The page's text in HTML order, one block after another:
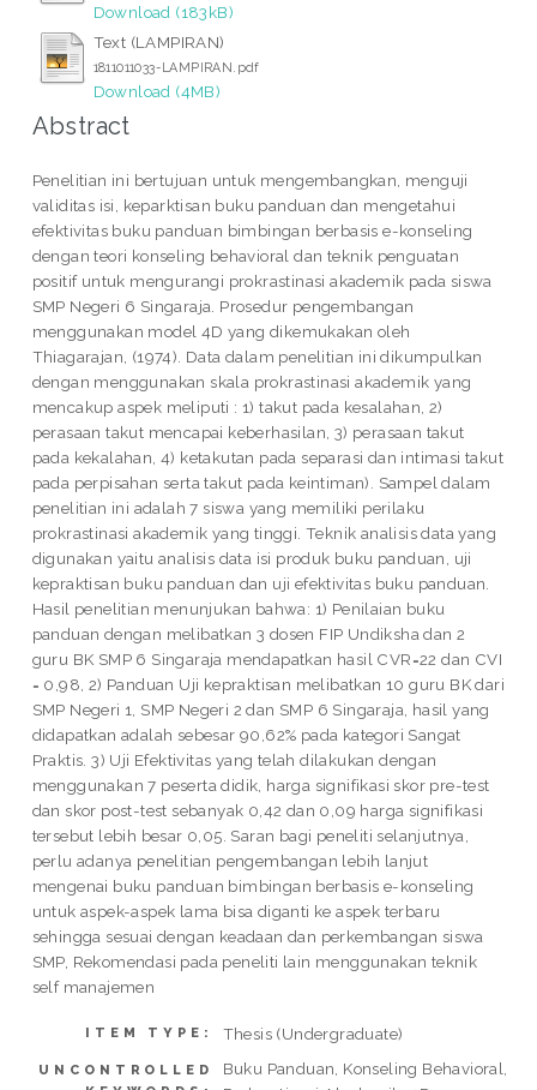
Download (183kB)
Text (LAMPIRAN)
1811011033-LAMPIRAN.pdf
Download (4MB)
Abstract
Penelitian ini bertujuan untuk mengembangkan, menguji
validitas isi, keparktisan buku panduan dan mengetahui
efektivitas buku panduan bimbingan berbasis e-konseling
dengan teori konseling behavioral dan teknik penguatan
positif untuk mengurangi prokrastinasi akademik pada siswa
SMP Negeri 6 Singaraja. Prosedur pengembangan
menggunakan model 4D yang dikemukakan oleh
Thiagarajan, (1974). Data dalam penelitian ini dikumpulkan
dengan menggunakan skala prokrastinasi akademik yang
mencakup aspek meliputi : 1) takut pada kesalahan, 2)
perasaan takut mencapai keberhasilan, 3) perasaan takut
pada kekalahan, 4) ketakutan pada separasi dan intimasi takut
pada perpisahan serta takut pada keintiman). Sampel dalam
penelitian ini adalah 7 siswa yang memiliki perilaku
prokrastinasi akademik yang tinggi. Teknik analisis data yang
digunakan yaitu analisis data isi produk buku panduan, uji
kepraktisan buku panduan dan uji efektivitas buku panduan.
Hasil penelitian menunjukan bahwa: 1) Penilaian buku
panduan dengan melibatkan 3 dosen FIP Undiksha dan 2
guru BK SMP 6 Singaraja mendapatkan hasil CVR=22 dan CVI
= 0,98, 2) Panduan Uji kepraktisan melibatkan 10 guru BK dari
SMP Negeri 1, SMP Negeri 2 dan SMP 6 Singaraja, hasil yang
didapatkan adalah sebesar 90,62% pada kategori Sangat
Praktis. 3) Uji Efektivitas yang telah dilakukan dengan
menggunakan 7 peserta didik, harga signifikasi skor pre-test
dan skor post-test sebanyak 0,42 dan 0,09 harga signifikasi
tersebut lebih besar 0,05. Saran bagi peneliti selanjutnya,
perlu adanya penelitian pengembangan lebih lanjut
mengenai buku panduan bimbingan berbasis e-konseling
untuk aspek-aspek lama bisa diganti ke aspek terbaru
sehingga sesuai dengan keadaan dan perkembangan siswa
SMP, Rekomendasi pada peneliti lain menggunakan teknik
self manajemen
ITEM TYPE: Thesis (Undergraduate)
UNCONTROLLED
Buku Panduan, Konseling Behavioral,